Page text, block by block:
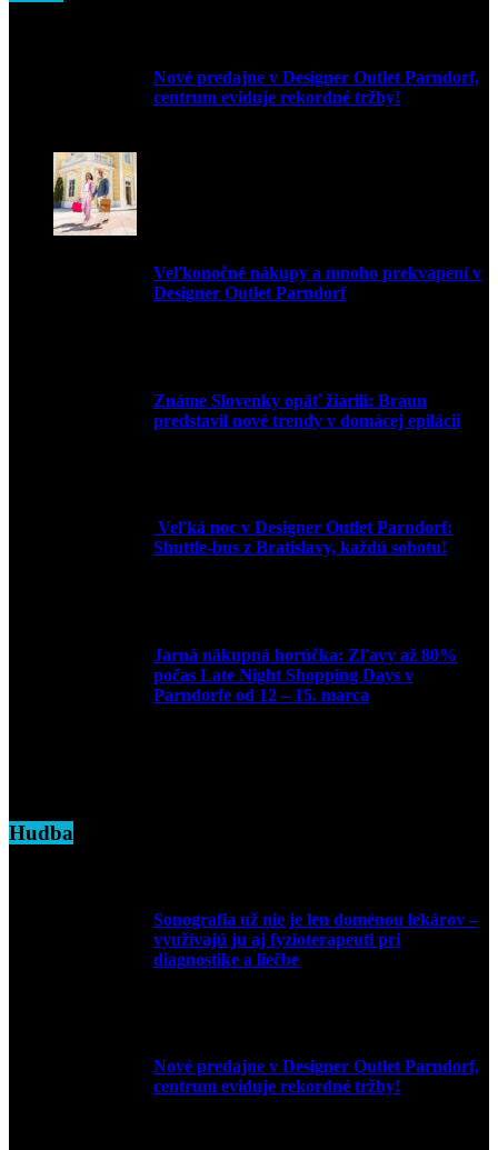
Nové predajne v Designer Outlet Parndorf,
centrum eviduje rekordné tržby!
Veľkonočné nákupy a mnoho prekvapení v
Designer Outlet Parndorf
Známe Slovenky opäť žiarili: Braun
predstavil nové trendy v domácej epilácii
Veľká noc v Designer Outlet Parndorf:
Shuttle-bus z Bratislavy, každú sobotu!
Jarná nákupná horúčka: Zľavy až 80%
počas Late Night Shopping Days v
Parndorfe od 12 – 15. marca
Hudba
Sonografia už nie je len doménou lekárov –
využívajú ju aj fyzioterapeuti pri
diagnostike a liečbe
Nové predajne v Designer Outlet Parndorf,
centrum eviduje rekordné tržby!